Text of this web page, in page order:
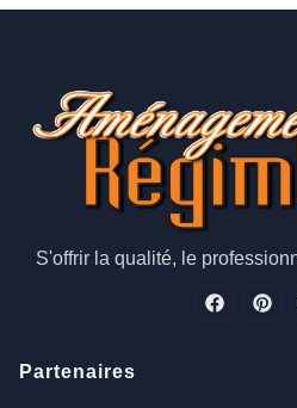
S'offrir la qualité, le
Partenaires